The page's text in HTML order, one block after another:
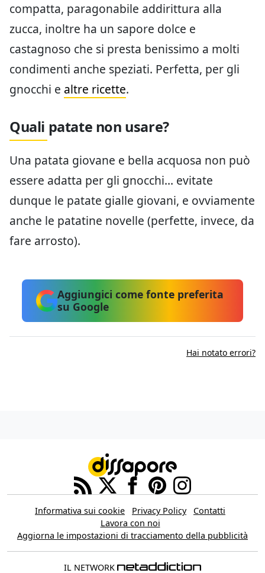
compatta, paragonabile addirittura alla
zucca, inoltre ha un sapore dolce e
castagnoso che si presta benissimo a molti
condimenti anche speziati. Perfetta, per gli
gnocchi e altre ricette.
Quali patate non usare?
Una patata giovane e bella acquosa non può
essere adatta per gli gnocchi… evitate
dunque le patate gialle giovani, e ovviamente
anche le patatine novelle (perfette, invece, da
fare arrosto).
Aggiungici come fonte preferita
su Google
Hai notato errori?
Informativa sui cookie Privacy Policy
Contatti
Lavora con noi
Aggiorna le impostazioni di tracciamento della pubblicità
IL NETWORK